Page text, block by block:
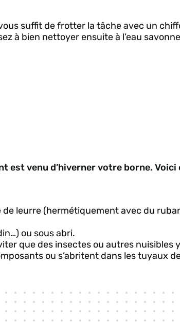
suffit de frotter la tâche avec un
à bien nettoyer ensuite à l’eau
est venu d’hiverner votre borne. Voici
leurre (hermétiquement avec du
ou sous abri.
que des insectes ou autres nuisibles
ou s’abritent dans les tuyaux